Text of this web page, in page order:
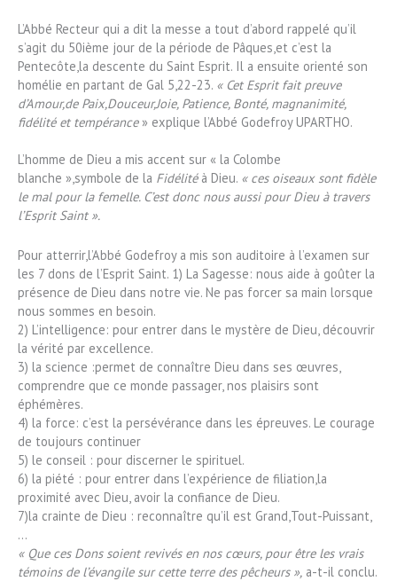
L’Abbé Recteur qui a dit la messe a tout d’abord rappelé qu’il
s’agit du 50ième jour de la période de Pâques,et c’est la
Pentecôte,la descente du Saint Esprit. Il a ensuite orienté son
homélie en partant de Gal 5,22-23. « Cet Esprit fait preuve
d’Amour,de Paix,Douceur,Joie, Patience, Bonté, magnanimité,
fidélité et tempérance» explique l’Abbé Godefroy UPARTHO.
L’homme de Dieu a mis accent sur « la Colombe
blanche »,symbole de la Fidélité à Dieu. « ces oiseaux sont fidèle
le mal pour la femelle. C’est donc nous aussi pour Dieu à travers
l’Esprit Saint ».
Pour atterrir,l’Abbé Godefroy a mis son auditoire à l’examen sur
les 7 dons de l’Esprit Saint. 1) La Sagesse: nous aide à goûter la
présence de Dieu dans notre vie. Ne pas forcer sa main lorsque
nous sommes en besoin.
2) L’intelligence: pour entrer dans le mystère de Dieu, découvrir
la vérité par excellence.
3) la science :permet de connaître Dieu dans ses œuvres,
comprendre que ce monde passager, nos plaisirs sont
éphémères.
4) la force: c’est la persévérance dans les épreuves. Le courage
de toujours continuer
5) le conseil : pour discerner le spirituel.
6) la piété : pour entrer dans l’expérience de filiation,la
proximité avec Dieu, avoir la confiance de Dieu.
7)la crainte de Dieu : reconnaître qu’il est Grand,Tout-Puissant,
…
« Que ces Dons soient revivés en nos cœurs, pour être les vrais
témoins de l’évangile sur cette terre des pêcheurs », a-t-il conclu.